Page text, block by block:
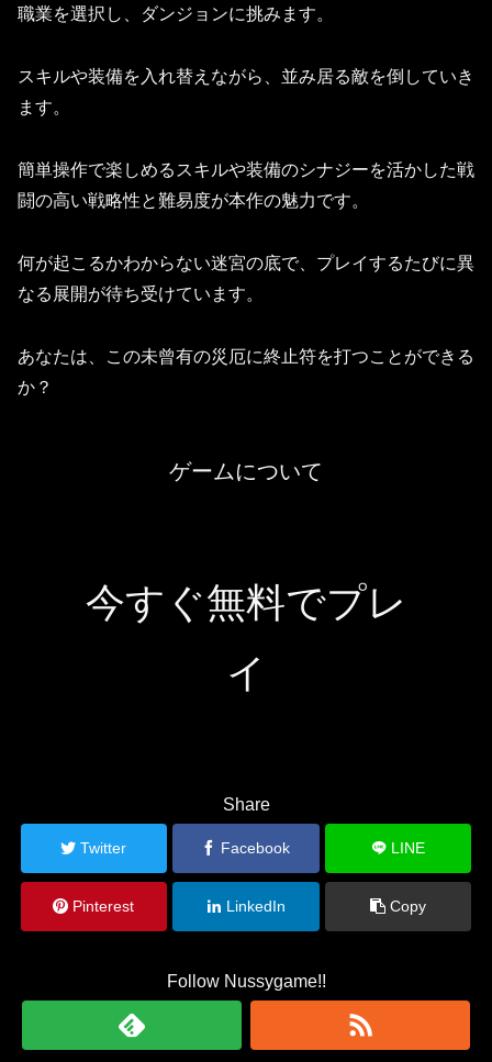
職業を選択し、ダンジョンに挑みます。
スキルや装備を入れ替えながら、並み居る敵を倒していき
ます。
簡単操作で楽しめるスキルや装備のシナジーを活かした戦
闘の高い戦略性と難易度が本作の魅力です。
何が起こるかわからない迷宮の底で、プレイするたびに異
なる展開が待ち受けています。
あなたは、この未曾有の災厄に終止符を打つことができる
か？
ゲームについて
今すぐ無料でプレ
イ
Share
Twitter Facebook LINE
Pinterest LinkedIn Copy
Follow Nussygame!!